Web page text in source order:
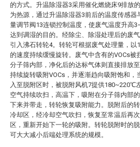
的方式。升温除湿器3采用催化燃烧床9排放
为热源，通过升温除湿器3前后的温度传感器
量调节阀13连锁控制温度，使废气温度升高
达到调湿的目的。经除尘、除湿处理后的废
引入沸石转轮4。转轮可根据废气处理量，以
的速度持续缓慢旋转。废气中含有的VOCs被
分子筛内部，净化后的达标气体则直接排放
持续旋转吸附VOCs，并逐渐趋向吸附饱和，
入至脱附区时，被脱附风机7提供180~220℃
空气持续吹扫，高温下，吸附在分子筛内部
下来并带走，转轮恢复吸附能力。脱附后的
冷却区，经冷却空气吹扫，恢复至常温后再
区，重新开始下一轮的吸附。转轮脱附时的脱
可大大减小后端处理系统的规模。